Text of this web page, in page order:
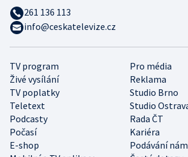
TV program
Pro média
Živé vysílání
Reklama
TV poplatky
Studio Brno
Teletext
Studio
Podcasty
Rada ČT
Počasí
Kariéra
E-shop
Podávání
261 136 113
info@ceskatelevize.cz